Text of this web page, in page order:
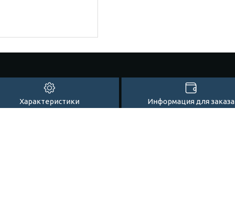
Характеристики Информация для заказа